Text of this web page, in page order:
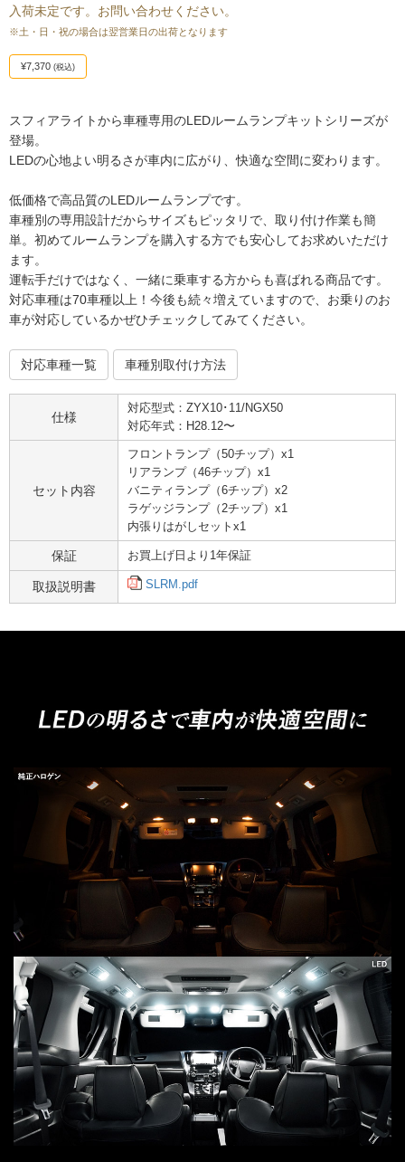
入荷未定です。お問い合わせください。
※土・日・祝の場合は翌営業日の出荷となります
¥7,370 (税込)
スフィアライトから車種専用のLEDルームランプキットシリーズが
登場。
LEDの心地よい明るさが車内に広がり、快適な空間に変わります。
低価格で高品質のLEDルームランプです。
車種別の専用設計だからサイズもピッタリで、取り付け作業も簡
単。初めてルームランプを購入する方でも安心してお求めいただけ
ます。
運転手だけではなく、一緒に乗車する方からも喜ばれる商品です。
対応車種は70車種以上！今後も続々増えていますので、お乗りのお
車が対応しているかぜひチェックしてみてください。
対応車種一覧 車種別取付け方法
仕様
対応型式：ZYX10･11/NGX50
対応年式：H28.12〜
セット内容
フロントランプ（50チップ）x1
リアランプ（46チップ）x1
バニティランプ（6チップ）x2
ラゲッジランプ（2チップ）x1
内張りはがしセットx1
保証 お買上げ日より1年保証
取扱説明書 SLRM.pdf